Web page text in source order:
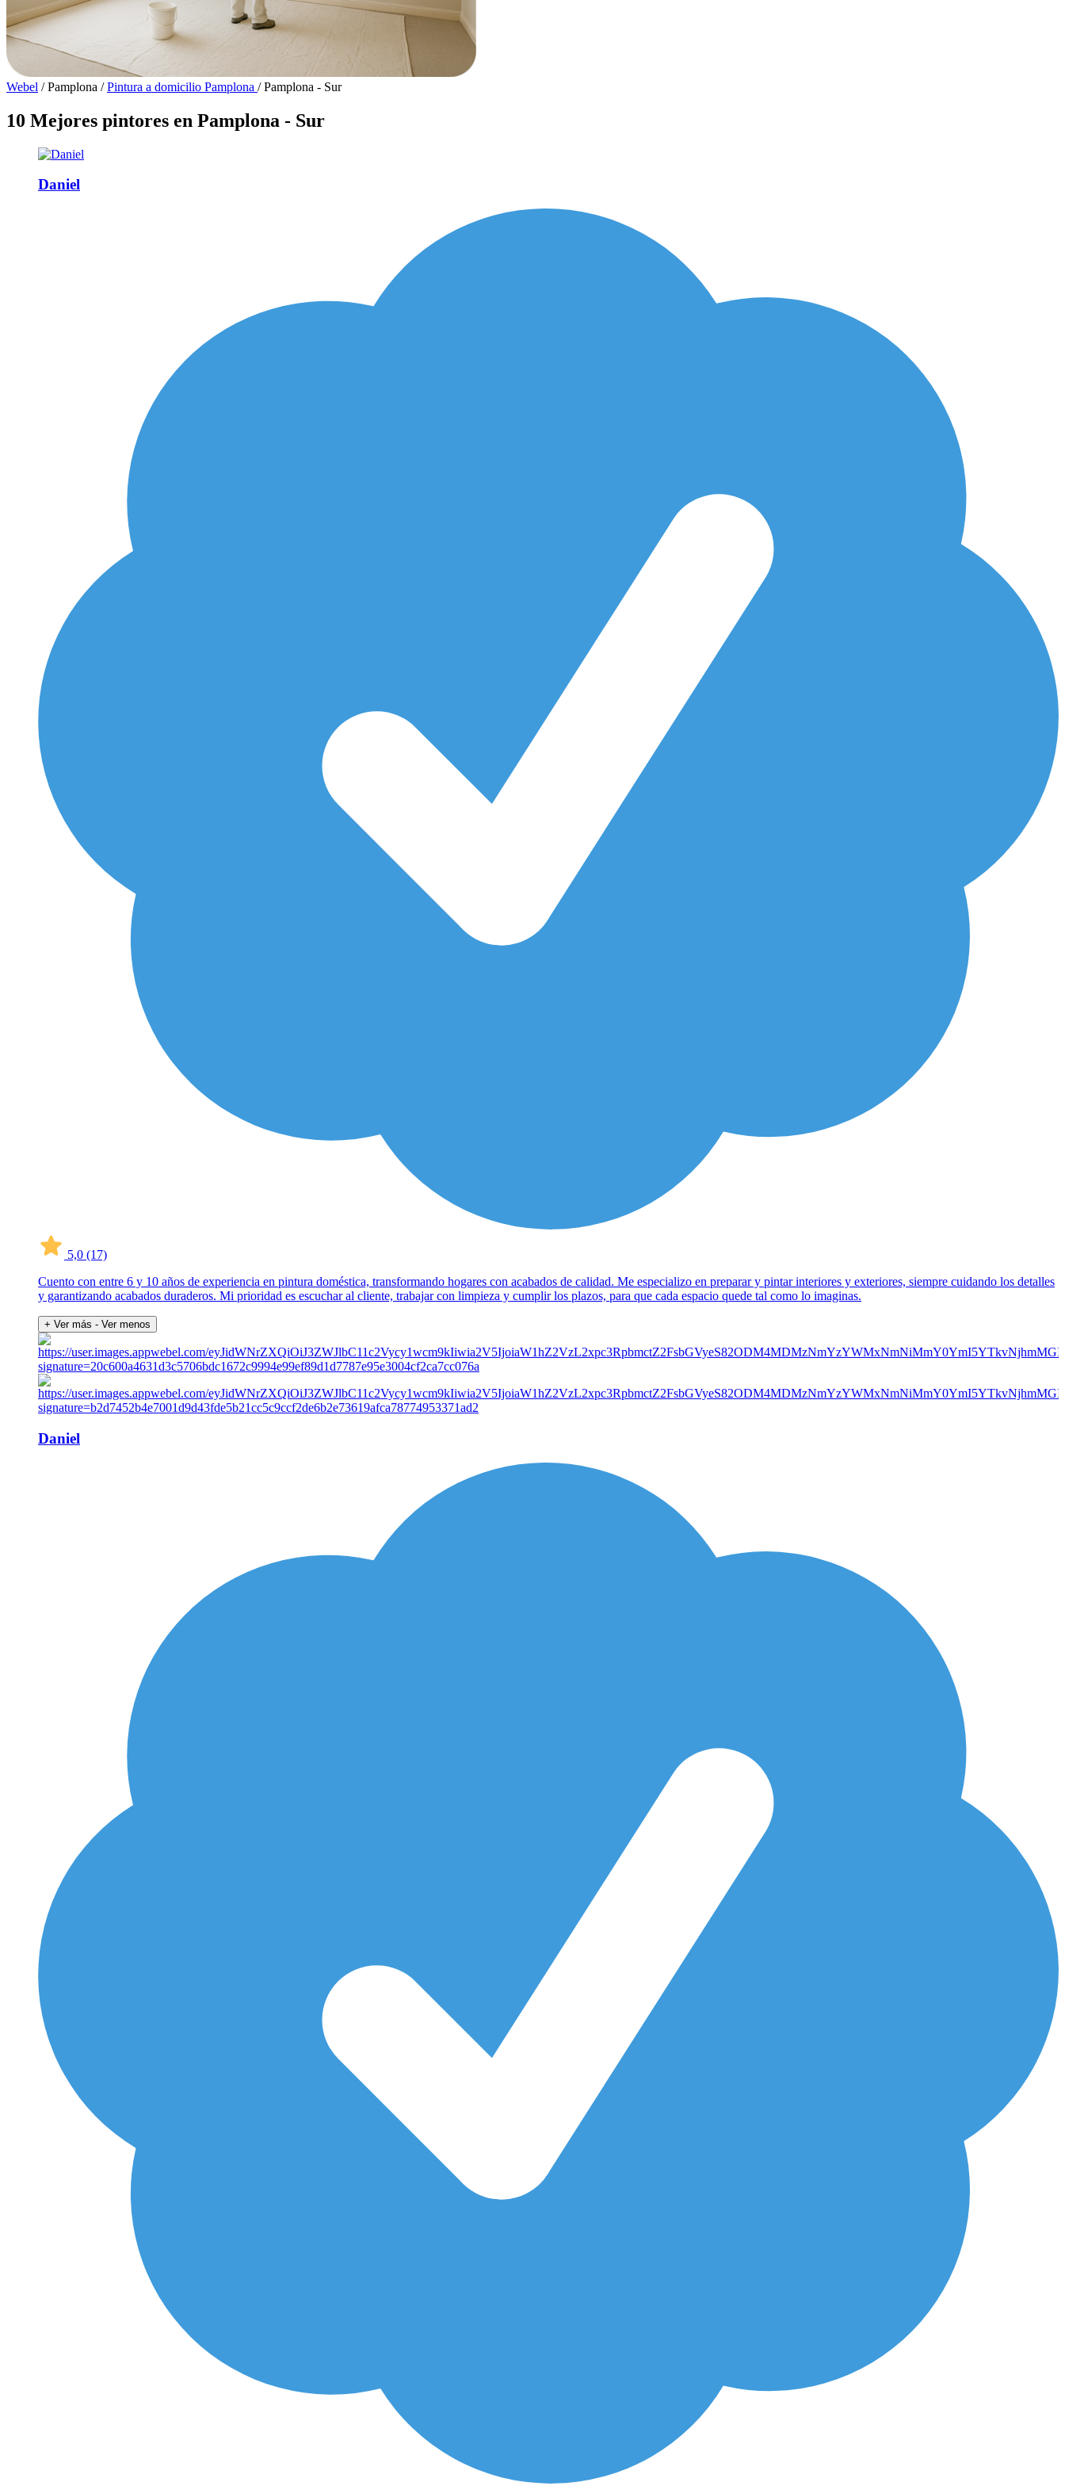
Webel / Pamplona / Pintura a domicilio Pamplona / Pamplona - Sur
10 Mejores pintores en Pamplona - Sur
Daniel
5,0 (17)
Cuento con entre 6 y 10 años de experiencia en pintura doméstica, transformando hogares con acabados de calidad. Me especializo en preparar y pintar interiores y exteriores, siempre cuidando los detalles
y garantizando acabados duraderos. Mi prioridad es escuchar al cliente, trabajar con limpieza y cumplir los plazos, para que cada espacio quede tal como lo imaginas.
+ Ver más - Ver menos
Daniel